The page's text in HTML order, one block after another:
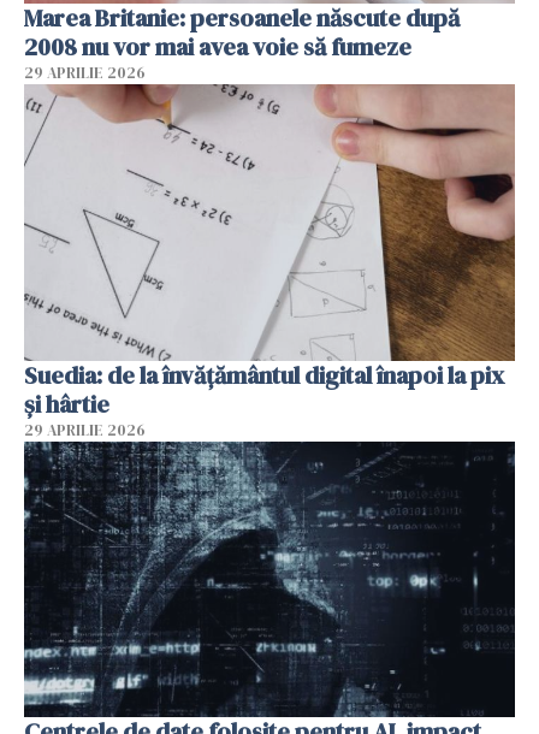
Marea Britanie: persoanele născute după
2008 nu vor mai avea voie să fumeze
29 APRILIE 2026
Suedia: de la învățământul digital înapoi la pix
și hârtie
29 APRILIE 2026